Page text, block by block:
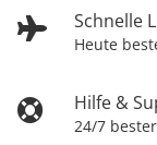
Schnelle
Heute
Hilfe &
24/7